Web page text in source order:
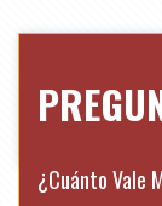
¿Cuánto Vale